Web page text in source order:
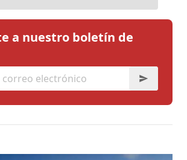
a nuestro boletín de